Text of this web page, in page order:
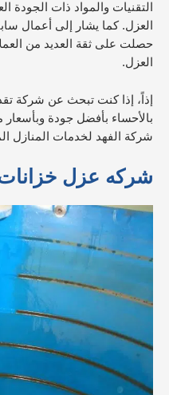
التقنيات والمواد ذات الجودة
العزل. كما يشار إلى أعمال
حصلت على ثقة العديد من
العزل.
إذاً، إذا كنت تبحث عن شركة
بالأحساء بأفضل جودة
شركة الفهد لخدمات المنازل
شركه عزل خزانات